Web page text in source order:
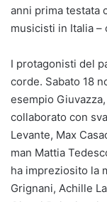
anni prima testata
musicisti in Italia –
I protagonisti del
corde. Sabato 18
esempio
collaborato con
Levante, Max
man Mattia
ha impreziosito la
Grignani, Achille